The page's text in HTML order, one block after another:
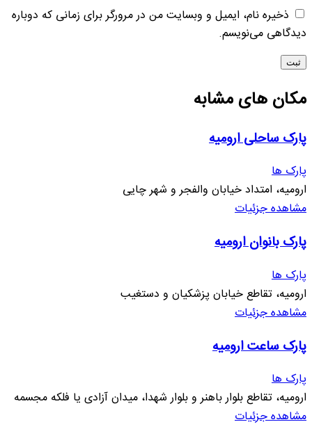
ذخیره نام، ایمیل و وبسایت من در مرورگر برای زمانی که دوباره
دیدگاهی می‌نویسم.
ثبت
مکان های مشابه
پارک ساحلی ارومیه
پارک ها
ارومیه، امتداد خیابان والفجر و شهر چایی
مشاهده جزئیات
پارک بانوان ارومیه
پارک ها
ارومیه، تقاطع خیابان پزشکیان و دستغیب
مشاهده جزئیات
پارک ساعت ارومیه
پارک ها
ارومیه، تقاطع بلوار باهنر و بلوار شهدا، میدان آزادی یا فلکه مجسمه
مشاهده جزئیات